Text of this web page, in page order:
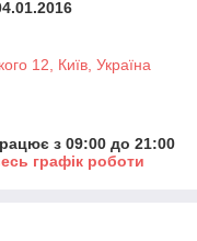
12, Київ, Україна
з 09:00 до 21:00
графік роботи